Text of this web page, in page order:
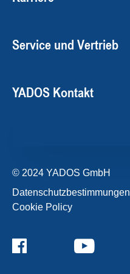
Service und Vertrieb
YADOS Kontakt
© 2024 YADOS GmbH
Datenschutzbestimmungen
Cookie Policy